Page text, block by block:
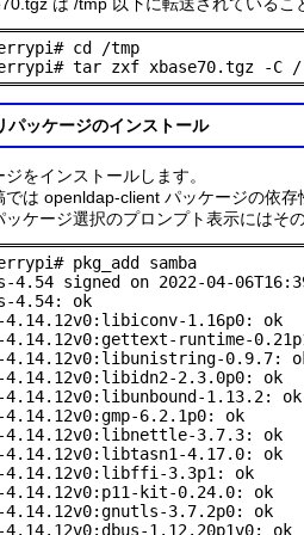
cd /tmp
tar zxf xbase70.tgz -C /
パッケージのインストール
をインストールします。
では openldap-client パッケージの依
ッケージ選択のプロンプト表示にはそ
pkg_add samba
4.54 signed on 2022-04-
4.54: ok
4.14.12v0:libiconv-1.16p0: ok
4.14.12v0:gettext-runtime-
4.14.12v0:libunistring-0.9.7:
4.14.12v0:libidn2-2.3.0p0: ok
4.14.12v0:libunbound-1.13.2: ok
4.14.12v0:gmp-6.2.1p0: ok
4.14.12v0:libnettle-3.7.3: ok
4.14.12v0:libtasn1-4.17.0: ok
4.14.12v0:libffi-3.3p1: ok
4.14.12v0:p11-kit-0.24.0: ok
4.14.12v0:gnutls-3.7.2p0: ok
4.14.12v0:dbus-1.12.20p1v0: ok